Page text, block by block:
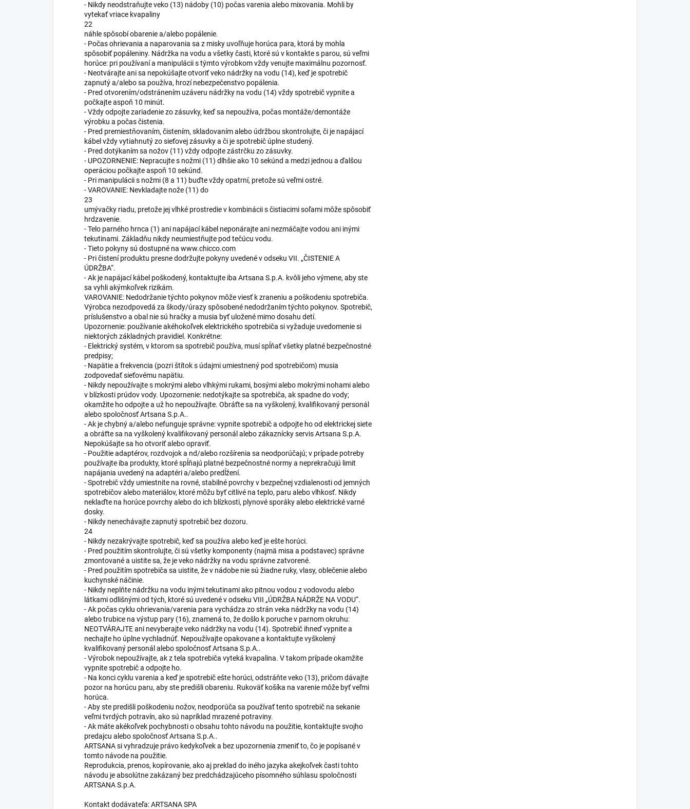
- Nikdy neodstraňujte veko (13) nádoby (10) počas varenia alebo mixovania. Mohli by
vytekať vriace kvapaliny
22
náhle spôsobí obarenie a/alebo popálenie.
- Počas ohrievania a naparovania sa z misky uvoľňuje horúca para, ktorá by mohla
spôsobiť popáleniny. Nádržka na vodu a všetky časti, ktoré sú v kontakte s parou, sú veľmi
horúce: pri používaní a manipulácii s týmto výrobkom vždy venujte maximálnu pozornosť.
- Neotvárajte ani sa nepokúšajte otvoriť veko nádržky na vodu (14), keď je spotrebič
zapnutý a/alebo sa používa, hrozí nebezpečenstvo popálenia.
- Pred otvorením/odstránením uzáveru nádržky na vodu (14) vždy spotrebič vypnite a
počkajte aspoň 10 minút.
- Vždy odpojte zariadenie zo zásuvky, keď sa nepoužíva, počas montáže/demontáže
výrobku a počas čistenia.
- Pred premiestňovaním, čistením, skladovaním alebo údržbou skontrolujte, či je napájací
kábel vždy vytiahnutý zo sieťovej zásuvky a či je spotrebič úplne studený.
- Pred dotýkaním sa nožov (11) vždy odpojte zástrčku zo zásuvky.
- UPOZORNENIE: Nepracujte s nožmi (11) dlhšie ako 10 sekúnd a medzi jednou a ďalšou
operáciou počkajte aspoň 10 sekúnd.
- Pri manipulácii s nožmi (8 a 11) buďte vždy opatrní, pretože sú veľmi ostré.
- VAROVANIE: Nevkladajte nože (11) do
23
umývačky riadu, pretože jej vlhké prostredie v kombinácii s čistiacimi soľami môže spôsobiť
hrdzavenie.
- Telo parného hrnca (1) ani napájací kábel neponárajte ani nezmáčajte vodou ani inými
tekutinami. Základňu nikdy neumiestňujte pod tečúcu vodu.
- Tieto pokyny sú dostupné na www.chicco.com
- Pri čistení produktu presne dodržujte pokyny uvedené v odseku VII. „ČISTENIE A
ÚDRŽBA“.
- Ak je napájací kábel poškodený, kontaktujte iba Artsana S.p.A. kvôli jeho výmene, aby ste
sa vyhli akýmkoľvek rizikám.
VAROVANIE: Nedodržanie týchto pokynov môže viesť k zraneniu a poškodeniu spotrebiča.
Výrobca nezodpovedá za škody/úrazy spôsobené nedodržaním týchto pokynov. Spotrebič,
príslušenstvo a obal nie sú hračky a musia byť uložené mimo dosahu detí.
Upozornenie: používanie akéhokoľvek elektrického spotrebiča si vyžaduje uvedomenie si
niektorých základných pravidiel. Konkrétne:
- Elektrický systém, v ktorom sa spotrebič používa, musí spĺňať všetky platné bezpečnostné
predpisy;
- Napätie a frekvencia (pozri štítok s údajmi umiestnený pod spotrebičom) musia
zodpovedať sieťovému napätiu.
- Nikdy nepoužívajte s mokrými alebo vlhkými rukami, bosými alebo mokrými nohami alebo
v blízkosti prúdov vody. Upozornenie: nedotýkajte sa spotrebiča, ak spadne do vody;
okamžite ho odpojte a už ho nepoužívajte. Obráťte sa na vyškolený, kvalifikovaný personál
alebo spoločnosť Artsana S.p.A..
- Ak je chybný a/alebo nefunguje správne: vypnite spotrebič a odpojte ho od elektrickej siete
a obráťte sa na vyškolený kvalifikovaný personál alebo zákaznícky servis Artsana S.p.A.
Nepokúšajte sa ho otvoriť alebo opraviť.
- Použitie adaptérov, rozdvojok a nd/alebo rozšírenia sa neodporúčajú; v prípade potreby
používajte iba produkty, ktoré spĺňajú platné bezpečnostné normy a neprekračujú limit
napájania uvedený na adaptéri a/alebo predĺžení.
- Spotrebič vždy umiestnite na rovné, stabilné povrchy v bezpečnej vzdialenosti od jemných
spotrebičov alebo materiálov, ktoré môžu byť citlivé na teplo, paru alebo vlhkosť. Nikdy
neklaďte na horúce povrchy alebo do ich blízkosti, plynové sporáky alebo elektrické varné
dosky.
- Nikdy nenechávajte zapnutý spotrebič bez dozoru.
24
- Nikdy nezakrývajte spotrebič, keď sa používa alebo keď je ešte horúci.
- Pred použitím skontrolujte, či sú všetky komponenty (najmä misa a podstavec) správne
zmontované a uistite sa, že je veko nádržky na vodu správne zatvorené.
- Pred použitím spotrebiča sa uistite, že v nádobe nie sú žiadne ruky, vlasy, oblečenie alebo
kuchynské náčinie.
- Nikdy neplňte nádržku na vodu inými tekutinami ako pitnou vodou z vodovodu alebo
látkami odlišnými od tých, ktoré sú uvedené v odseku VIII „ÚDRŽBA NÁDRŽE NA VODU“.
- Ak počas cyklu ohrievania/varenia para vychádza zo strán veka nádržky na vodu (14)
alebo trubice na výstup pary (16), znamená to, že došlo k poruche v parnom okruhu:
NEOTVÁRAJTE ani nevyberajte veko nádržky na vodu (14). Spotrebič ihneď vypnite a
nechajte ho úplne vychladnúť. Nepoužívajte opakovane a kontaktujte vyškolený
kvalifikovaný personál alebo spoločnosť Artsana S.p.A..
- Výrobok nepoužívajte, ak z tela spotrebiča vyteká kvapalina. V takom prípade okamžite
vypnite spotrebič a odpojte ho.
- Na konci cyklu varenia a keď je spotrebič ešte horúci, odstráňte veko (13), pričom dávajte
pozor na horúcu paru, aby ste predišli obareniu. Rukoväť košíka na varenie môže byť veľmi
horúca.
- Aby ste predišli poškodeniu nožov, neodporúča sa používať tento spotrebič na sekanie
veľmi tvrdých potravín, ako sú napríklad mrazené potraviny.
- Ak máte akékoľvek pochybnosti o obsahu tohto návodu na použitie, kontaktujte svojho
predajcu alebo spoločnosť Artsana S.p.A..
ARTSANA si vyhradzuje právo kedykoľvek a bez upozornenia zmeniť to, čo je popísané v
tomto návode na použitie.
Reprodukcia, prenos, kopírovanie, ako aj preklad do iného jazyka akejkoľvek časti tohto
návodu je absolútne zakázaný bez predchádzajúceho písomného súhlasu spoločnosti
ARTSANA S.p.A.
Kontakt dodávateľa: ARTSANA SPA